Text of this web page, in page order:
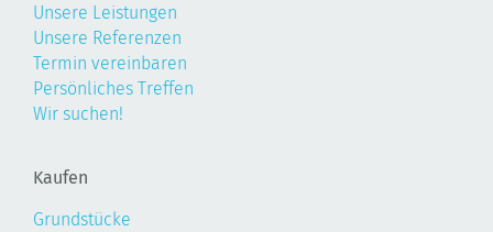
Unsere Leistungen
Unsere Referenzen
Termin vereinbaren
Persönliches Treffen
Wir suchen!
Kaufen
Grundstücke